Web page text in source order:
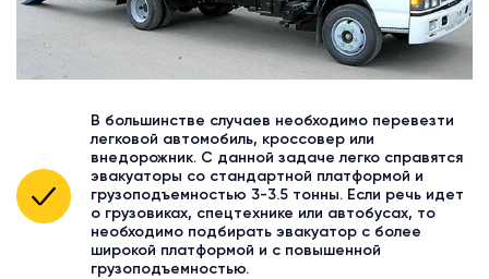
В большинстве случаев необходимо перевезти
легковой автомобиль, кроссовер или
внедорожник. С данной задаче легко справятся
эвакуаторы со стандартной платформой и
грузоподъемностью 3-3.5 тонны. Если речь идет
о грузовиках, спецтехнике или автобусах, то
необходимо подбирать эвакуатор с более
широкой платформой и с повышенной
грузоподъемностью.